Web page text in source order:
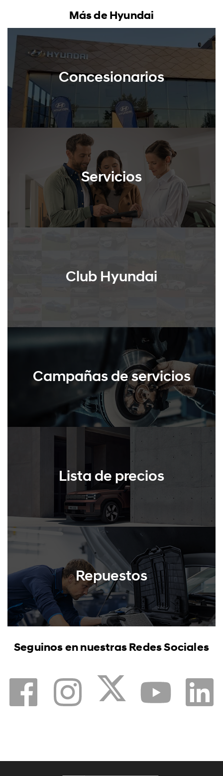
Más de Hyundai
Concesionarios
Servicios
Club Hyundai
Campañas de servicios
Lista de precios
Repuestos
Seguinos en nuestras Redes Sociales